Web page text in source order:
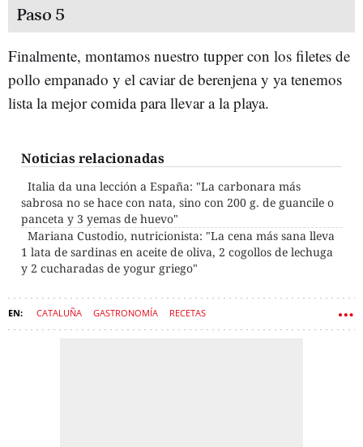
Paso 5
Finalmente, montamos nuestro tupper con los filetes de
pollo empanado y el caviar de berenjena y ya tenemos
lista la mejor comida para llevar a la playa.
Noticias relacionadas
Italia da una lección a España: "La carbonara más
sabrosa no se hace con nata, sino con 200 g. de guancile o
panceta y 3 yemas de huevo"
Mariana Custodio, nutricionista: "La cena más sana lleva
1 lata de sardinas en aceite de oliva, 2 cogollos de lechuga
y 2 cucharadas de yogur griego"
CATALUÑA GASTRONOMÍA RECETAS